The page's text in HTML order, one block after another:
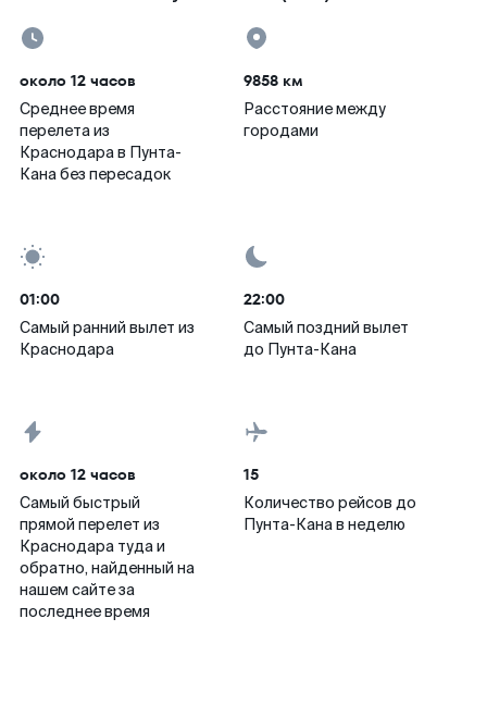
около 12 часов
Среднее время
перелета из
Краснодара в Пунта-
Кана без пересадок
9858 км
Расстояние между
городами
01:00
Самый ранний вылет из
Краснодара
22:00
Самый поздний вылет
до Пунта-Кана
около 12 часов
Самый быстрый
прямой перелет из
Краснодара туда и
обратно, найденный на
нашем сайте за
последнее время
15
Количество рейсов до
Пунта-Кана в неделю